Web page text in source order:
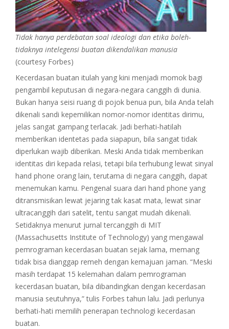
Tidak hanya perdebatan soal ideologi dan etika boleh-
tidaknya intelegensi buatan dikendalikan manusia
(courtesy Forbes)
Kecerdasan buatan itulah yang kini menjadi momok bagi
pengambil keputusan di negara-negara canggih di dunia.
Bukan hanya seisi ruang di pojok benua pun, bila Anda telah
dikenali sandi kepemilikan nomor-nomor identitas dirimu,
jelas sangat gampang terlacak. Jadi berhati-hatilah
memberikan identetas pada siapapun, bila sangat tidak
diperlukan wajib diberikan. Meski Anda tidak memberikan
identitas diri kepada relasi, tetapi bila terhubung lewat sinyal
hand phone orang lain, terutama di negara canggih, dapat
menemukan kamu. Pengenal suara dari hand phone yang
ditransmisikan lewat jejaring tak kasat mata, lewat sinar
ultracanggih dari satelit, tentu sangat mudah dikenali.
Setidaknya menurut jurnal tercanggih di MIT
(Massachusetts Institute of Technology) yang mengawal
pemrograman kecerdasan buatan sejak lama, memang
tidak bisa dianggap remeh dengan kemajuan jaman. “Meski
masih terdapat 15 kelemahan dalam pemrograman
kecerdasan buatan, bila dibandingkan dengan kecerdasan
manusia seutuhnya,” tulis Forbes tahun lalu. Jadi perlunya
berhati-hati memilih penerapan technologi kecerdasan
buatan.